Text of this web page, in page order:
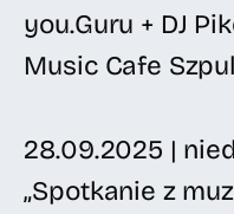
you.Guru + DJ
Music Cafe
28.09.2025 |
„Spotkanie z